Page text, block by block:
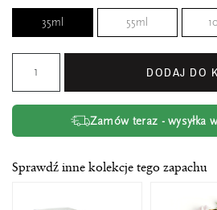
35ml 55ml
DODAJ DO
Zamów teraz - wysyłka
Sprawdź inne kolekcje tego zapachu